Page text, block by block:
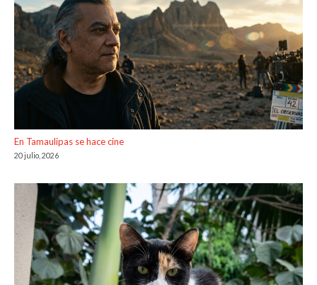
En Tamaulipas se hace cine
20 julio, 2026